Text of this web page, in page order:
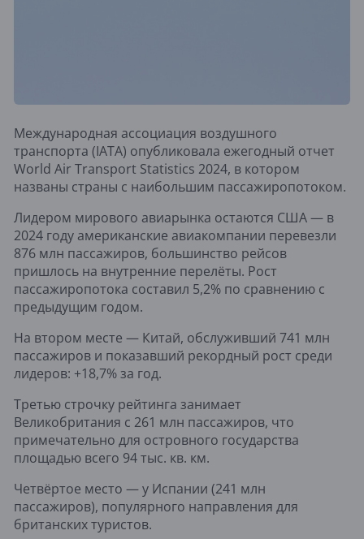
Международная ассоциация воздушного
транспорта (IATA) опубликовала ежегодный отчет
World Air Transport Statistics 2024, в котором
названы страны с наибольшим пассажиропотоком.
Лидером мирового авиарынка остаются США — в
2024 году американские авиакомпании перевезли
876 млн пассажиров, большинство рейсов
пришлось на внутренние перелёты. Рост
пассажиропотока составил 5,2% по сравнению с
предыдущим годом.
На втором месте — Китай, обслуживший 741 млн
пассажиров и показавший рекордный рост среди
лидеров: +18,7% за год.
Третью строчку рейтинга занимает
Великобритания с 261 млн пассажиров, что
примечательно для островного государства
площадью всего 94 тыс. кв. км.
Четвёртое место — у Испании (241 млн
пассажиров), популярного направления для
британских туристов.